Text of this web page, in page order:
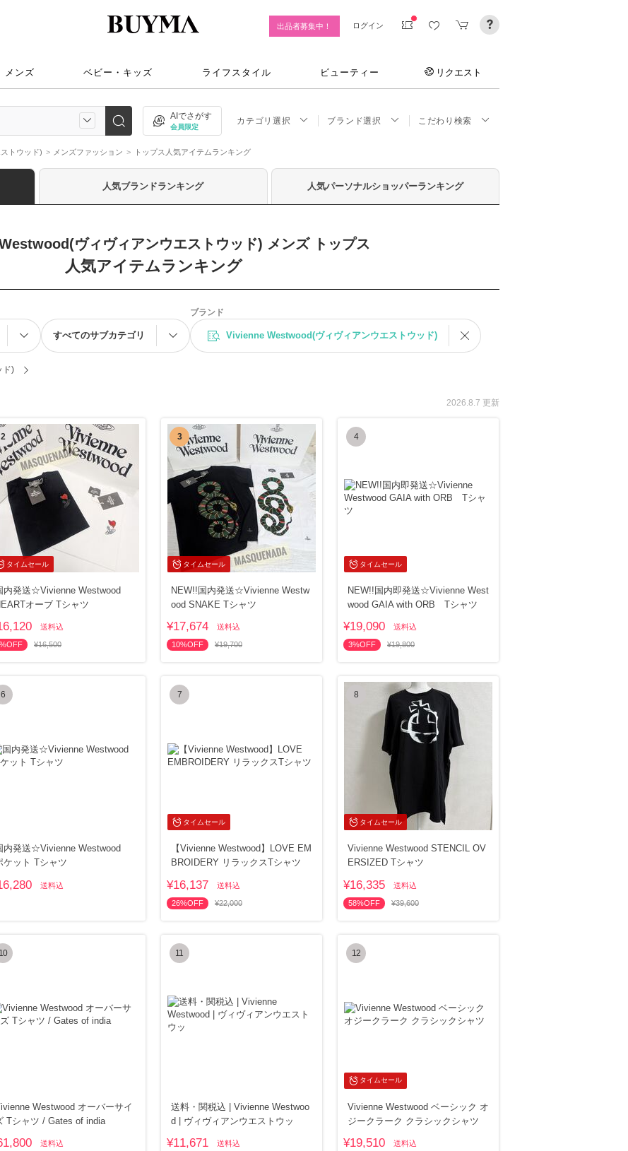
出品者募集中！ ログイン
メンズ ベビー・キッズ ライフスタイル ビューティー リクエスト
AIでさがす
会員限定
カテゴリ選択 ブランド選択 こだわり検索
トウッド) メンズファッション トップス人気アイテムランキング
人気ブランドランキング 人気パーソナルショッパーランキング
ヴィヴィアンウエストウッド) メンズ トップス
人気アイテムランキング
すべてのサブカテゴリ
ブランド
Vivienne Westwood(ヴィヴィアンウエストウッド)
ド)
2026.8.7 更新
タイムセール
2
内発送☆Vivienne Westwood
オーブ Tシャツ
送料込
¥16,500
タイムセール
3
NEW!!国内発送☆Vivienne Westw
ood SNAKE Tシャツ
¥17,674 送料込
10%OFF ¥19,700
タイムセール
4
NEW!!国内即発送☆Vivienne West
wood GAIA with ORB Tシャツ
¥19,090 送料込
3%OFF ¥19,800
6
内発送☆Vivienne Westwood
ケット Tシャツ
送料込
タイムセール
7
【Vivienne Westwood】LOVE EM
BROIDERY リラックスTシャツ
¥16,137 送料込
26%OFF ¥22,000
タイムセール
8
Vivienne Westwood STENCIL OV
ERSIZED Tシャツ
¥16,335 送料込
58%OFF ¥39,600
10
Westwood オーバーサイ
Tシャツ / Gates of india
送料込
11
送料・関税込 | Vivienne Westwoo
d | ヴィヴィアンウエストウッ
¥11,671 送料込
タイムセール
12
Vivienne Westwood ベーシック オ
ジークラーク クラシックシャツ
¥19,510 送料込